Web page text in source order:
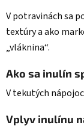
V potravinách sa
textúry a ako
„vláknina“.
Ako sa inulín
V tekutých
Vplyv inulínu